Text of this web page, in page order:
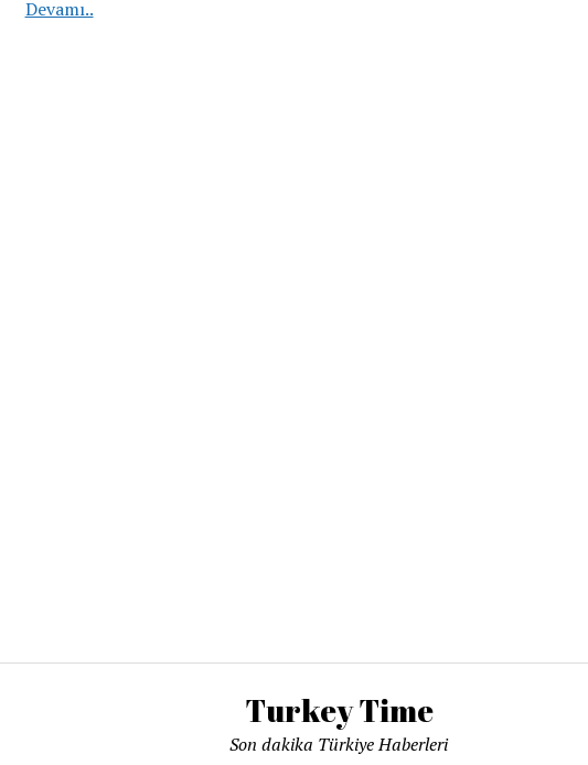
Devamı..KÜTAHYA
Turkey Time
Son dakika Türkiye Haberleri